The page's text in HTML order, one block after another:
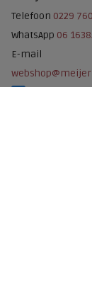
Telefoon 0229
WhatsApp 06
E-mail